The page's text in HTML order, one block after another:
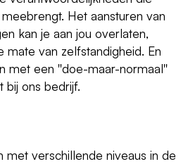
Het aansturen van
kan je aan jou overlaten,
mate van zelfstandigheid. En
met een ''doe-maar-normaal''
bij ons bedrijf.
met verschillende niveaus in de